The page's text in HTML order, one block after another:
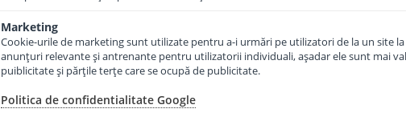
37 Lei
Adauga in cos
87 Lei
Marketing
Cookie-urile de marketing sunt utilizate pentru a-i urmări pe utilizatori de la un site
anunţuri relevante şi antrenante pentru utilizatorii individuali, aşadar ele sunt mai
puiblicitate şi părţile terţe care se ocupă de publicitate.
Politica de confidentialitate Google